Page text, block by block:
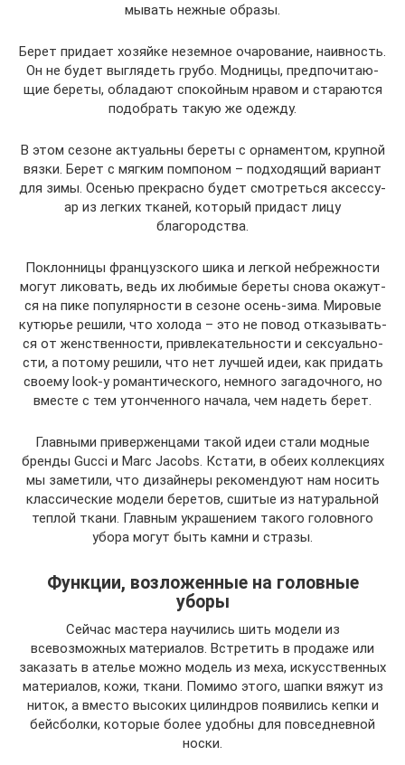
мы­вать неж­ные образы.
Берет при­да­ет хозяй­ке незем­ное оча­ро­ва­ние, наив­ность.
Он не будет выгля­деть гру­бо. Мод­ни­цы, пред­по­чи­та­ю­
щие бере­ты, обла­да­ют спо­кой­ным нра­вом и ста­ра­ют­ся
подо­брать такую же одежду.
В этом сезоне акту­аль­ны бере­ты с орна­мен­том, круп­ной
вяз­ки. Берет с мяг­ким пом­по­ном – под­хо­дя­щий вари­ант
для зимы. Осе­нью пре­крас­но будет смот­реть­ся аксес­су­
ар из лег­ких тка­ней, кото­рый при­даст лицу
благородства.
Поклон­ни­цы фран­цуз­ско­го шика и лег­кой небреж­но­сти
могут лико­вать, ведь их люби­мые бере­ты сно­ва ока­жут­
ся на пике попу­ляр­но­сти в сезоне осень-зима. Миро­вые
кутю­рье реши­ли, что холо­да – это не повод отка­зы­вать­
ся от жен­ствен­но­сти, при­вле­ка­тель­но­сти и сек­су­аль­но­
сти, а пото­му реши­ли, что нет луч­шей идеи, как при­дать
сво­е­му look‑y роман­ти­че­ско­го, немно­го зага­доч­но­го, но
вме­сте с тем утон­чен­но­го нача­ла, чем надеть берет.
Глав­ны­ми при­вер­жен­ца­ми такой идеи ста­ли мод­ные
брен­ды Guccі и Marc Jacobs. Кста­ти, в обе­их кол­лек­ци­ях
мы заме­ти­ли, что дизай­не­ры реко­мен­ду­ют нам носить
клас­си­че­ские моде­ли бере­тов, сши­тые из нату­раль­ной
теп­лой тка­ни. Глав­ным укра­ше­ни­ем тако­го голов­но­го
убо­ра могут быть кам­ни и стразы.
Функции, возложенные на головные
уборы
Сейчас мастера научились шить модели из
всевозможных материалов. Встретить в продаже или
заказать в ателье можно модель из меха, искусственных
материалов, кожи, ткани. Помимо этого, шапки вяжут из
ниток, а вместо высоких цилиндров появились кепки и
бейсболки, которые более удобны для повседневной
носки.